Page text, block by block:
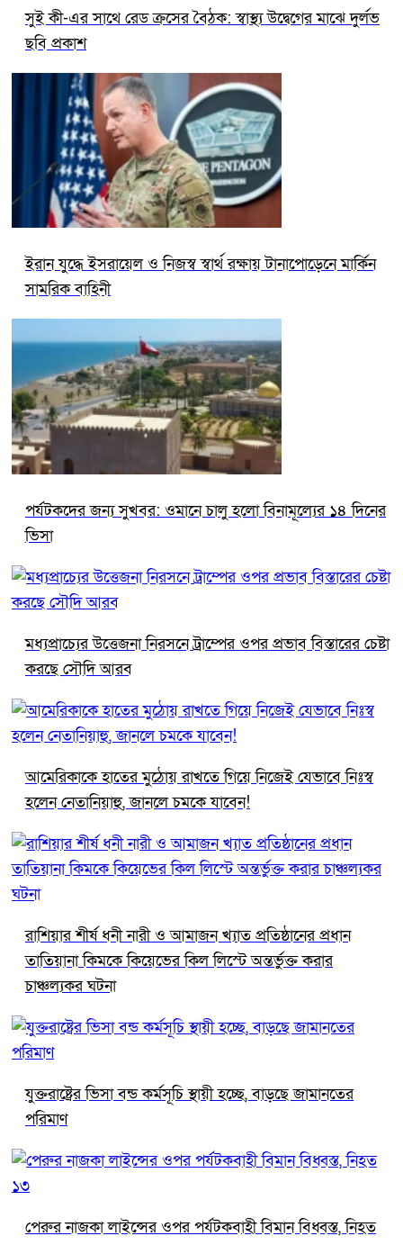
সুই কী-এর সাথে রেড ক্রসের বৈঠক: স্বাস্থ্য উদ্বেগের মাঝে দুর্লভ
ছবি প্রকাশ
ইরান যুদ্ধে ইসরায়েল ও নিজস্ব স্বার্থ রক্ষায় টানাপোড়েনে মার্কিন
সামরিক বাহিনী
পর্যটকদের জন্য সুখবর: ওমানে চালু হলো বিনামূল্যের ১৪ দিনের
ভিসা
মধ্যপ্রাচ্যের উত্তেজনা নিরসনে ট্রাম্পের ওপর প্রভাব বিস্তারের চেষ্টা
করছে সৌদি আরব
আমেরিকাকে হাতের মুঠোয় রাখতে গিয়ে নিজেই যেভাবে নিঃস্ব
হলেন নেতানিয়াহু, জানলে চমকে যাবেন!
রাশিয়ার শীর্ষ ধনী নারী ও আমাজন খ্যাত প্রতিষ্ঠানের প্রধান
তাতিয়ানা কিমকে কিয়েভের কিল লিস্টে অন্তর্ভুক্ত করার
চাঞ্চল্যকর ঘটনা
যুক্তরাষ্ট্রের ভিসা বন্ড কর্মসূচি স্থায়ী হচ্ছে, বাড়ছে জামানতের
পরিমাণ
পেরুর নাজকা লাইন্সের ওপর পর্যটকবাহী বিমান বিধ্বস্ত, নিহত